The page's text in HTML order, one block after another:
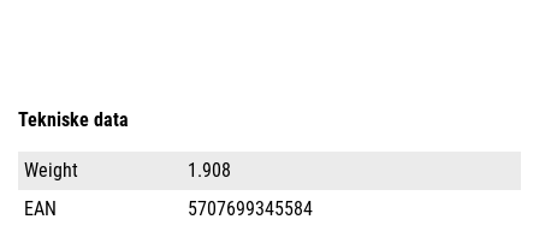
Tekniske data
Weight
1.908
EAN
5707699345584